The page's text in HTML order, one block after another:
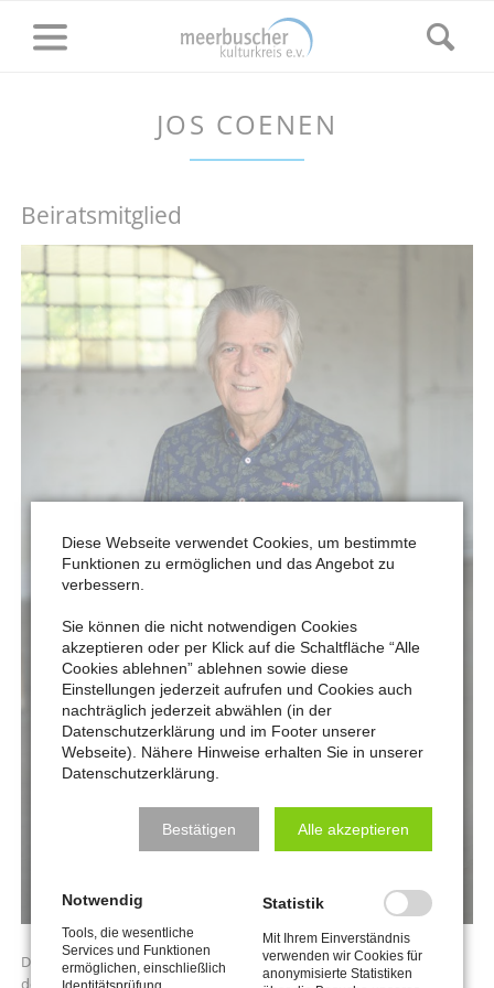
JOS COENEN
Beiratsmitglied
Der gebürtige Niederländer und Holländer Jos Coenen kam Anfang
Diese Webseite verwendet Cookies, um bestimmte
Funktionen zu ermöglichen und das Angebot zu
verbessern.
Sie können die nicht notwendigen Cookies
akzeptieren oder per Klick auf die Schaltfläche “Alle
Cookies ablehnen” ablehnen sowie diese
Einstellungen jederzeit aufrufen und Cookies auch
nachträglich jederzeit abwählen (in der
Datenschutzerklärung und im Footer unserer
Webseite). Nähere Hinweise erhalten Sie in unserer
Datenschutzerklärung.
Bestätigen Alle akzeptieren
Notwendig
Tools, die wesentliche
Services und Funktionen
ermöglichen, einschließlich
Statistik
Mit Ihrem Einverständnis
verwenden wir Cookies für
anonymisierte Statistiken